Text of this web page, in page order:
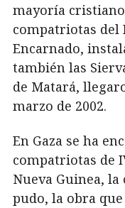
mayoría
compatriotas del
Encarnado,
también las
de Matará,
marzo de 2002.
En Gaza se ha
compatriotas de
Nueva Guinea,
pudo, la obra